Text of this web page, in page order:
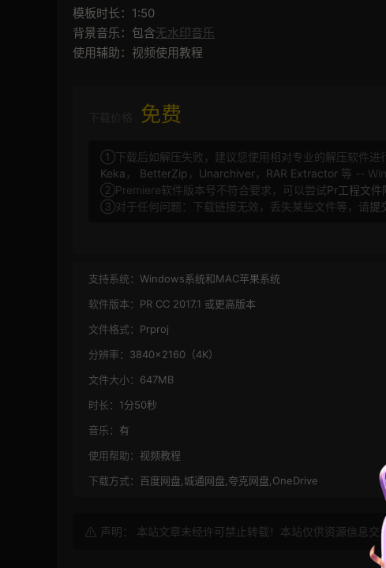
模板时长：1:50
背景音乐：包含无水印音乐
使用辅助：视频使用教程
免费
①下载后如解压失败，建议您使用相对专业的解压软件进
Keka ， BetterZip ， Unarchiver， RAR Extractor 等 --
②Premiere软件版本号不符合要求，可以尝试Pr工程文件
③对于任何问题：下载链接无效，丢失某些文件等，请提
支持系统： Windows系统和MAC苹果系统
软件版本： PR CC 2017.1 或更高版本
文件格式： Prproj
分辨率： 3840×2160（4K）
文件大小： 647MB
时长： 1分50秒
音乐： 有
使用帮助： 视频教程
下载方式： 百度网盘,城通网盘,夸克网盘,OneDrive
声明： 本站文章未经许可禁止转载！本站仅供资源信息交